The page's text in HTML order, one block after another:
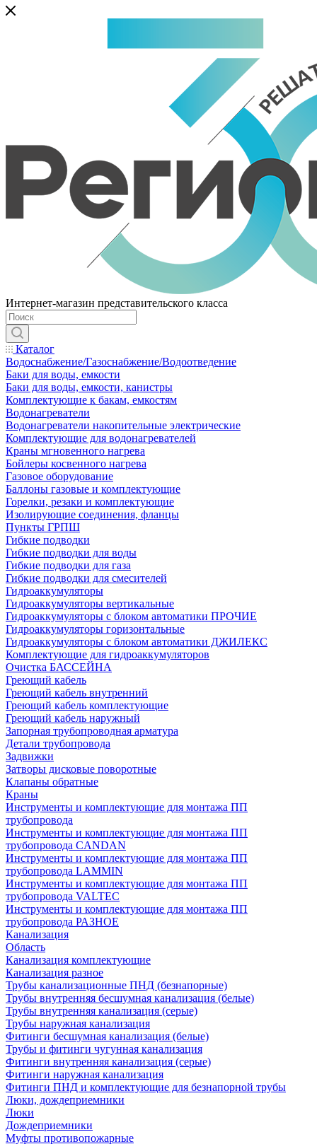
Интернет-магазин представительского класса
Каталог
Водоснабжение/Газоснабжение/Водоотведение
Баки для воды, емкости
Баки для воды, емкости, канистры
Комплектующие к бакам, емкостям
Водонагреватели
Водонагреватели накопительные электрические
Комплектующие для водонагревателей
Краны мгновенного нагрева
Бойлеры косвенного нагрева
Газовое оборудование
Баллоны газовые и комплектующие
Горелки, резаки и комплектующие
Изолирующие соединения, фланцы
Пункты ГРПШ
Гибкие подводки
Гибкие подводки для воды
Гибкие подводки для газа
Гибкие подводки для смесителей
Гидроаккумуляторы
Гидроаккумуляторы вертикальные
Гидроаккумуляторы с блоком автоматики ПРОЧИЕ
Гидроаккумуляторы горизонтальные
Гидроаккумуляторы с блоком автоматики ДЖИЛЕКС
Комплектующие для гидроаккумуляторов
Очистка БАССЕЙНА
Греющий кабель
Греющий кабель внутренний
Греющий кабель комплектующие
Греющий кабель наружный
Запорная трубопроводная арматура
Детали трубопровода
Задвижки
Затворы дисковые поворотные
Клапаны обратные
Краны
Инструменты и комплектующие для монтажа ПП
трубопровода
Инструменты и комплектующие для монтажа ПП
трубопровода CANDAN
Инструменты и комплектующие для монтажа ПП
трубопровода LAMMIN
Инструменты и комплектующие для монтажа ПП
трубопровода VALTEC
Инструменты и комплектующие для монтажа ПП
трубопровода РАЗНОЕ
Канализация
Область
Канализация комплектующие
Канализация разное
Трубы канализационные ПНД (безнапорные)
Трубы внутренняя бесшумная канализация (белые)
Трубы внутренняя канализация (серые)
Трубы наружная канализация
Фитинги бесшумная канализация (белые)
Трубы и фитинги чугунная канализация
Фитинги внутренняя канализация (серые)
Фитинги наружная канализация
Фитинги ПНД и комплектующие для безнапорной трубы
Люки, дождеприемники
Люки
Дождеприемники
Муфты противопожарные